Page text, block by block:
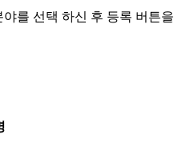
를 선택 하신 후 등록 버튼을